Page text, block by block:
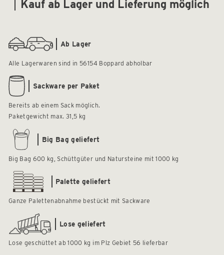
Kauf ab Lager und Lieferung möglich
Ab Lager
Alle Lagerwaren sind in 56154 Boppard abholbar
Sackware per Paket
Bereits ab einem Sack möglich.
Paketgewicht max. 31,5 kg
Big Bag geliefert
Big Bag 600 kg, Schüttgüter und Natursteine mit 1000 kg
Palette geliefert
Ganze Palettenabnahme bestückt mit Sackware
Lose geliefert
Lose geschüttet ab 1000 kg im Plz Gebiet 56 lieferbar